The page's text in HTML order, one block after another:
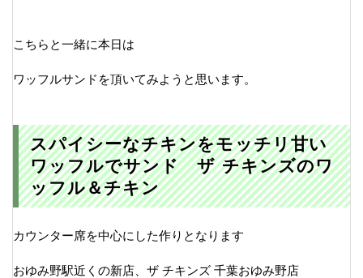
こちらと一緒に本日は
ワッフルサンドを頂いてみようと思います。
スパイシーなチキンをモッチリ甘い
ワッフルでサンド ザ チキンズのワ
ッフル＆チキン
カウンター席を中心にした作りとなります
おゆみ野駅近くの新店、ザ チキンズ 千葉おゆみ野店